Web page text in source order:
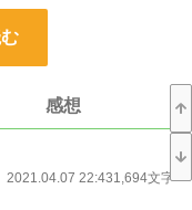
キャラのエマとして……。
、エマはなんとか悪役令嬢フ
感想
2021.04.07 22:431,694文字